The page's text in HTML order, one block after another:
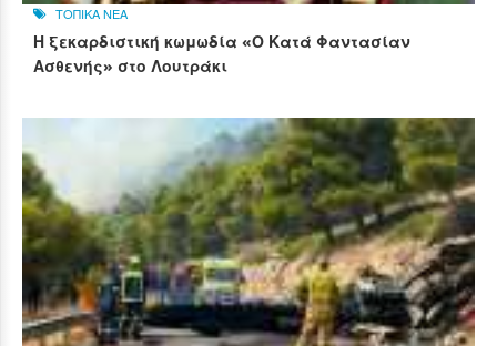
ΤΟΠΙΚΑ ΝΕΑ
Η ξεκαρδιστική κωμωδία «Ο Κατά Φαντασίαν
Ασθενής» στο Λουτράκι